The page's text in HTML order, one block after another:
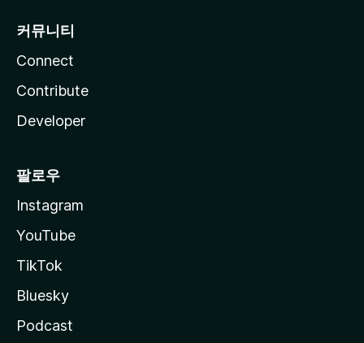
커뮤니티
Connect
Contribute
Developer
팔로우
Instagram
YouTube
TikTok
Bluesky
Podcast